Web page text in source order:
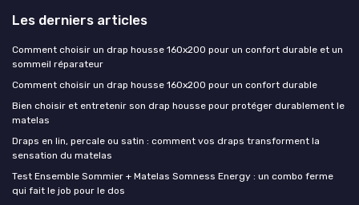
Les derniers articles
Comment choisir un drap housse 160x200 pour un confort durable et un
sommeil réparateur
Comment choisir un drap housse 160x200 pour un confort durable
Bien choisir et entretenir son drap housse pour protéger durablement le
matelas
Draps en lin, percale ou satin : comment vos draps transforment la
sensation du matelas
Test Ensemble Sommier + Matelas Somness Energy : un combo ferme
qui fait le job pour le dos